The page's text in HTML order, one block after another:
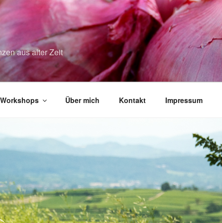
aus alter Zeit
Workshops Über mich Kontakt Impressum